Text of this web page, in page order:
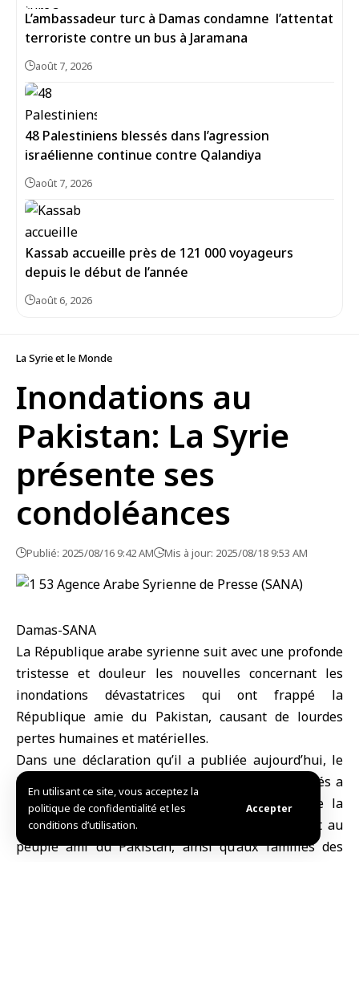
En utilisant ce site, vous acceptez la
politique de confidentialité et les
conditions d’utilisation.
Accepter
L’ambassadeur turc à Damas condamne l’attentat
terroriste contre un bus à Jaramana
août 7, 2026
48 Palestiniens blessés dans l’agression
israélienne continue contre Qalandiya
août 7, 2026
Kassab accueille près de 121 000 voyageurs
depuis le début de l’année
août 6, 2026
La Syrie et le Monde
Inondations au
Pakistan: La Syrie
présente ses
condoléances
Publié: 2025/08/16 9:42 AM Mis à jour: 2025/08/18 9:53 AM
Damas-SANA
La République arabe syrienne suit avec une profonde
tristesse et douleur les nouvelles concernant les
inondations dévastatrices qui ont frappé la
République amie du Pakistan, causant de lourdes
pertes humaines et matérielles.
Dans une déclaration qu’il a publiée aujourd’hui, le
Ministère des Affaires étrangères et des Expatriés a
exprimé ses sincères condoléances, au nom de la
République arabe syrienne, au gouvernement et au
peuple ami du Pakistan, ainsi qu’aux familles des